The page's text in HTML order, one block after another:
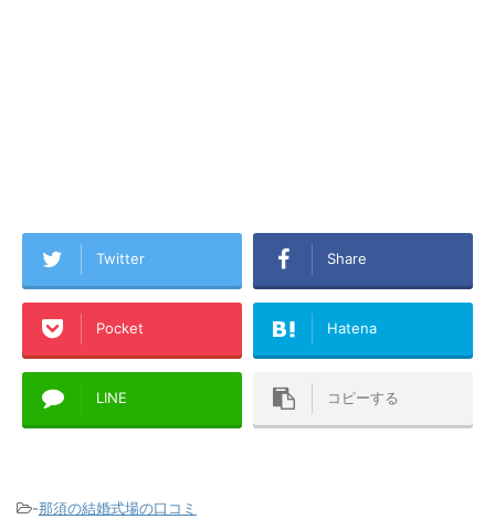
Twitter Share
Pocket Hatena
LINE コピーする
-那須の結婚式場の口コミ